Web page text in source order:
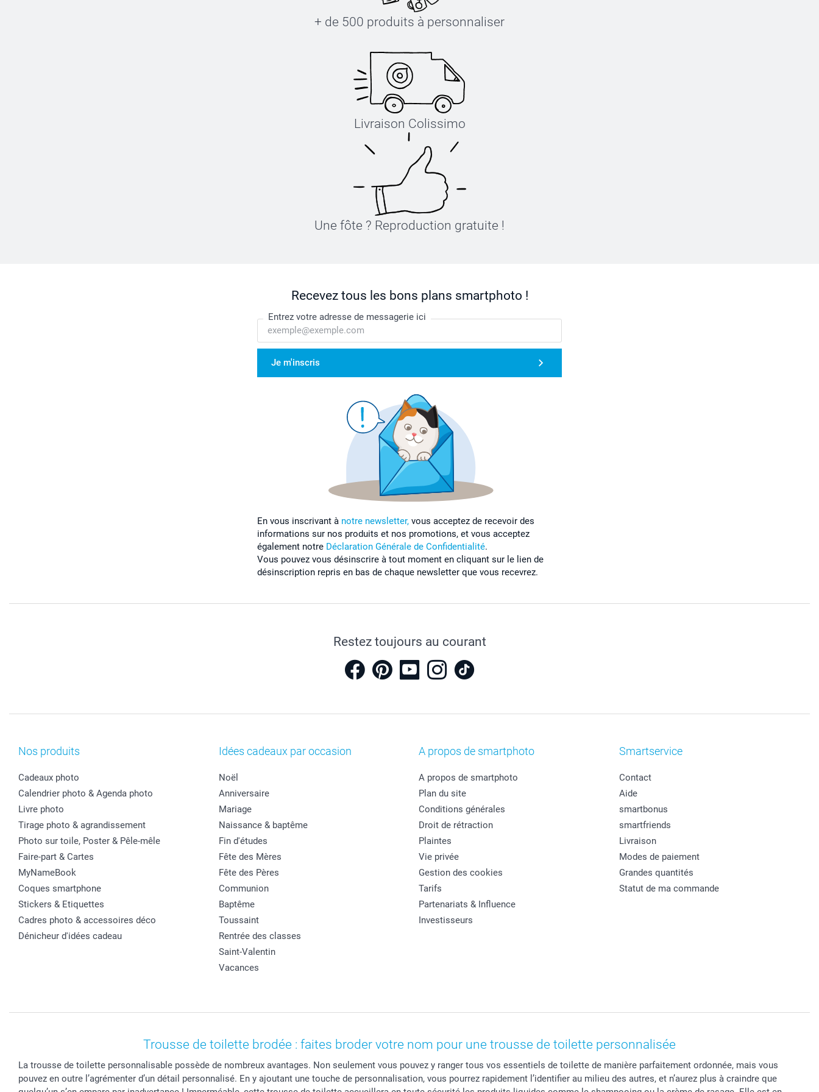
+ de 500 produits à personnaliser
Livraison Colissimo
Une fôte ? Reproduction gratuite !
Recevez tous les bons plans smartphoto !
Entrez votre adresse de messagerie ici
Je m'inscris
En vous inscrivant à notre newsletter, vous acceptez de recevoir des
informations sur nos produits et nos promotions, et vous acceptez
également notre Déclaration Générale de Confidentialité.
Vous pouvez vous désinscrire à tout moment en cliquant sur le lien de
désinscription repris en bas de chaque newsletter que vous recevrez.
Restez toujours au courant
Nos produits
Cadeaux photo
Calendrier photo & Agenda photo
Livre photo
Tirage photo & agrandissement
Photo sur toile, Poster & Pêle-mêle
Faire-part & Cartes
MyNameBook
Coques smartphone
Stickers & Etiquettes
Cadres photo & accessoires déco
Dénicheur d'idées cadeau
Idées cadeaux par occasion
Noël
Anniversaire
Mariage
Naissance & baptême
Fin d'études
Fête des Mères
Fête des Pères
Communion
Baptême
Toussaint
Rentrée des classes
Saint-Valentin
Vacances
A propos de smartphoto
A propos de smartphoto
Plan du site
Conditions générales
Droit de rétraction
Plaintes
Vie privée
Gestion des cookies
Tarifs
Partenariats & Influence
Investisseurs
Smartservice
Contact
Aide
smartbonus
smartfriends
Livraison
Modes de paiement
Grandes quantités
Statut de ma commande
Trousse de toilette brodée : faites broder votre nom pour une trousse de toilette personnalisée
La trousse de toilette personnalisable possède de nombreux avantages. Non seulement vous pouvez y ranger tous vos essentiels de toilette de manière parfaitement ordonnée, mais vous
pouvez en outre l’agrémenter d’un détail personnalisé. En y ajoutant une touche de personnalisation, vous pourrez rapidement l’identifier au milieu des autres, et n’aurez plus à craindre que